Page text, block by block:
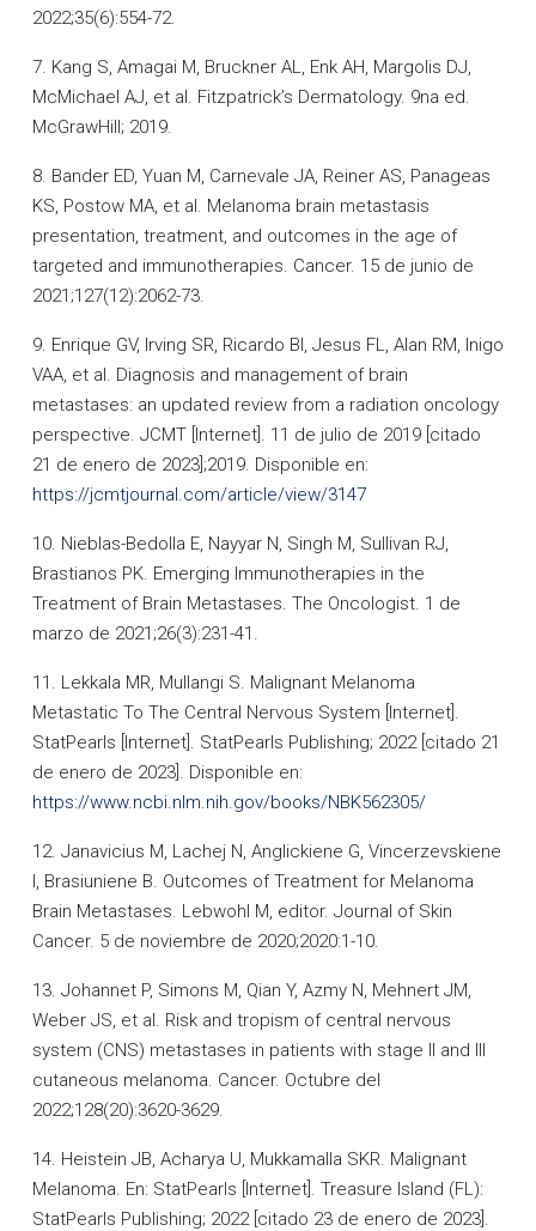
2022;35(6):554-72.
7. Kang S, Amagai M, Bruckner AL, Enk AH, Margolis DJ,
McMichael AJ, et al. Fitzpatrick’s Dermatology. 9na ed.
McGrawHill; 2019.
8. Bander ED, Yuan M, Carnevale JA, Reiner AS, Panageas
KS, Postow MA, et al. Melanoma brain metastasis
presentation, treatment, and outcomes in the age of
targeted and immunotherapies. Cancer. 15 de junio de
2021;127(12):2062-73.
9. Enrique GV, Irving SR, Ricardo BI, Jesus FL, Alan RM, Inigo
VAA, et al. Diagnosis and management of brain
metastases: an updated review from a radiation oncology
perspective. JCMT [Internet]. 11 de julio de 2019 [citado
21 de enero de 2023];2019. Disponible en:
https://jcmtjournal.com/article/view/3147
10. Nieblas-Bedolla E, Nayyar N, Singh M, Sullivan RJ,
Brastianos PK. Emerging Immunotherapies in the
Treatment of Brain Metastases. The Oncologist. 1 de
marzo de 2021;26(3):231-41.
11. Lekkala MR, Mullangi S. Malignant Melanoma
Metastatic To The Central Nervous System [Internet].
StatPearls [Internet]. StatPearls Publishing; 2022 [citado 21
de enero de 2023]. Disponible en:
https://www.ncbi.nlm.nih.gov/books/NBK562305/
12. Janavicius M, Lachej N, Anglickiene G, Vincerzevskiene
I, Brasiuniene B. Outcomes of Treatment for Melanoma
Brain Metastases. Lebwohl M, editor. Journal of Skin
Cancer. 5 de noviembre de 2020;2020:1-10.
13. Johannet P, Simons M, Qian Y, Azmy N, Mehnert JM,
Weber JS, et al. Risk and tropism of central nervous
system (CNS) metastases in patients with stage II and III
cutaneous melanoma. Cancer. Octubre del
2022;128(20):3620-3629.
14. Heistein JB, Acharya U, Mukkamalla SKR. Malignant
Melanoma. En: StatPearls [Internet]. Treasure Island (FL):
StatPearls Publishing; 2022 [citado 23 de enero de 2023].